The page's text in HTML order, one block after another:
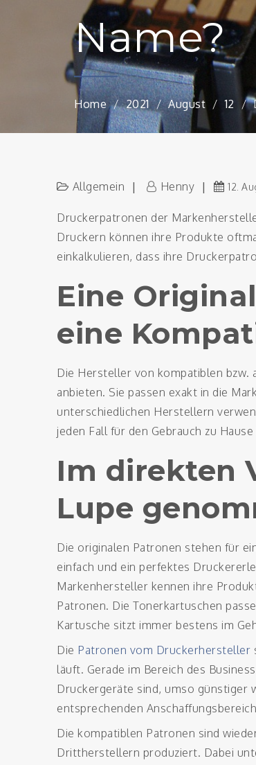
Name?
Home 2021 August 12
Allgemein Henny 12.
Druckerpatronen der
Druckern können ihre Produkte
einkalkulieren, dass ihre
Eine
eine
Die Hersteller von kompatiblen
anbieten. Sie passen exakt in die
unterschiedlichen Herstellern
jeden Fall für den Gebrauch zu
Im direkten
Lupe
Die originalen Patronen stehen für
einfach und ein perfektes
Markenhersteller kennen ihre
Patronen. Die Tonerkartuschen
Kartusche sitzt immer bestens im
Die Patronen vom Druckerhersteller
läuft. Gerade im Bereich des
Druckergeräte sind, umso günstiger
entsprechenden
Die kompatiblen Patronen sind
Drittherstellern produziert. Dabei